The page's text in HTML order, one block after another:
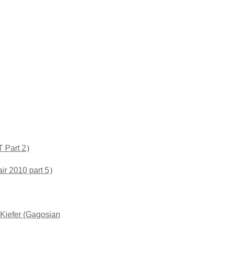
Part 2）
2010 part 5）
(Gagosian